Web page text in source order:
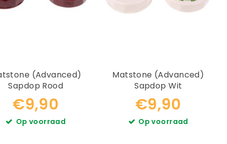
(Advanced)
Sapdop Rood
€9,90
Op voorraad
Matstone (Advanced)
Sapdop Wit
€9,90
Op voorraad